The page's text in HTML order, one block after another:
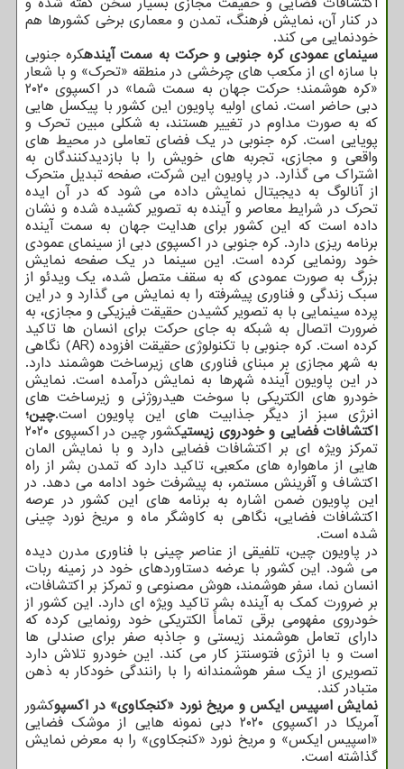
در کنار آن، نمایش فرهنگ، تمدن و معماری برخی کشورها هم
خودنمایی می کند.
سینمای عمودی کره جنوبی و حرکت به سمت آیندهکره جنوبی
با سازه ای از مکعب های چرخشی در منطقه «تحرک» و با شعار
«کره هوشمند؛ حرکت جهان به سمت شما» در اکسپوی ۲۰۲۰
دبی حاضر است. نمای اولیه پاویون این کشور با پیکسل هایی
که به صورت مداوم در تغییر هستند، به شکلی مبین تحرک و
پویایی است. کره جنوبی در یک فضای تعاملی در محیط های
واقعی و مجازی، تجربه های خویش را با بازدیدکنندگان به
اشتراک می گذارد. در پاویون این شرکت، صفحه تبدیل متحرک
از آنالوگ به دیجیتال نمایش داده می شود که در آن ایده
تحرک در شرایط معاصر و آینده به تصویر کشیده شده و نشان
داده است که این کشور برای هدایت جهان به سمت آینده
برنامه ریزی دارد. کره جنوبی در اکسپوی دبی از سینمای عمودی
خود رونمایی کرده است. این سینما در یک صفحه نمایش
بزرگ به صورت عمودی که به سقف متصل شده، یک ویدئو از
سبک زندگی و فناوری پیشرفته را به نمایش می گذارد و در این
پرده سینمایی با به تصویر کشیدن حقیقت فیزیکی و مجازی، به
ضرورت اتصال به شبکه به جای حرکت برای انسان ها تاکید
کرده است. کره جنوبی با تکنولوژی حقیقت افزوده (AR) نگاهی
به شهر مجازی بر مبنای فناوری های زیرساخت هوشمند دارد.
در این پاویون آینده شهرها به نمایش درآمده است. نمایش
خودرو های الکتریکی با سوخت هیدروژنی و زیرساخت های
انرژی سبز از دیگر جذابیت های این پاویون است.چین؛
اکتشافات فضایی و خودروی زیستی کشور چین در اکسپوی ۲۰۲۰
تمرکز ویژه ای بر اکتشافات فضایی دارد و با نمایش المان
هایی از ماهواره های مکعبی، تاکید دارد که تمدن بشر از راه
اکتشاف و آفرینش مستمر، به پیشرفت خود ادامه می دهد. در
این پاویون ضمن اشاره به برنامه های این کشور در عرصه
اکتشافات فضایی، نگاهی به کاوشگر ماه و مریخ نورد چینی
شده است.
در پاویون چین، تلفیقی از عناصر چینی با فناوری مدرن دیده
می شود. این کشور با عرضه دستاوردهای خود در زمینه ربات
انسان نما، سفر هوشمند، هوش مصنوعی و تمرکز بر اکتشافات،
بر ضرورت کمک به آینده بشر تاکید ویژه ای دارد. این کشور از
خودروی مفهومی برقی تماماً الکتریکی خود رونمایی کرده که
دارای تعامل هوشمند زیستی و جاذبه صفر برای صندلی ها
است و با انرژی فتوسنتز کار می کند. این خودرو تلاش دارد
تصویری از یک سفر هوشمندانه را با رانندگی خودکار به ذهن
متبادر کند.
نمایش اسپیس ایکس و مریخ نورد «کنجکاوی» در اکسپوکشور
آمریکا در اکسپوی ۲۰۲۰ دبی نمونه هایی از موشک فضایی
«اسپیس ایکس» و مریخ نورد «کنجکاوی» را به معرض نمایش
گذاشته است.